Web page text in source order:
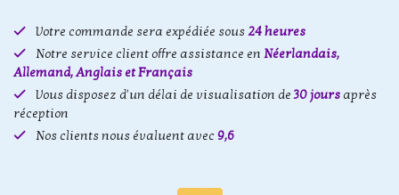
Votre commande sera expédiée sous24 heures
Notre service client offre assistance en Néerlandais,
Allemand, Anglais et Français
Vous disposez d'un délai de visualisation de30 jours après
réception
Nos clients nous évaluent avec 9,6